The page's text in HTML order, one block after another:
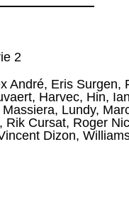
2
André, Eris Surgen,
, Harvec, Hin,
, Lundy,
, Rik Cursat, Roger
Dizon,